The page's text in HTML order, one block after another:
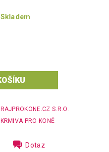
Skladem
RAJPROKONE.CZ S.R.O.
KRMIVA PRO KONĚ
Dotaz